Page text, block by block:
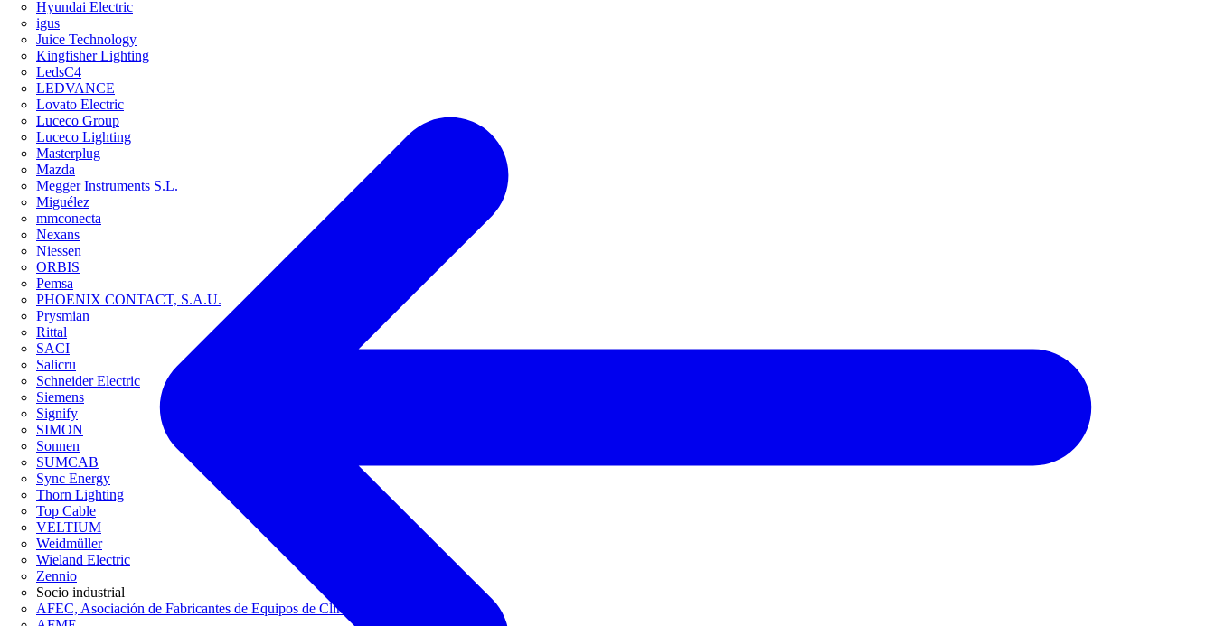
Hyundai Electric
igus
Juice Technology
Kingfisher Lighting
LedsC4
LEDVANCE
Lovato Electric
Luceco Group
Luceco Lighting
Masterplug
Mazda
Megger Instruments S.L.
Miguélez
mmconecta
Nexans
Niessen
ORBIS
Pemsa
PHOENIX CONTACT, S.A.U.
Prysmian
Rittal
SACI
Salicru
Schneider Electric
Siemens
Signify
SIMON
Sonnen
SUMCAB
Sync Energy
Thorn Lighting
Top Cable
VELTIUM
Weidmüller
Wieland Electric
Zennio
Socio industrial
AFEC, Asociación de Fabricantes de Equipos de Climatización